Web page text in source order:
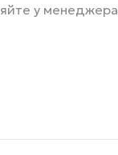
у менеджера